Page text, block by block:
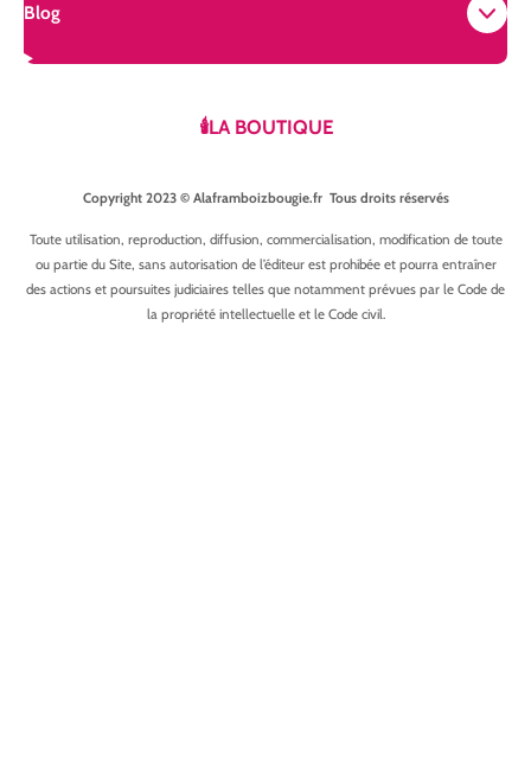
Blog
🕯️LA BOUTIQUE
Copyright 2023 © Alaframboizbougie.fr Tous droits réservés
Toute utilisation, reproduction, diffusion, commercialisation, modification de toute
ou partie du Site, sans autorisation de l’éditeur est prohibée et pourra entraîner
des actions et poursuites judiciaires telles que notamment prévues par le Code de
la propriété intellectuelle et le Code civil.